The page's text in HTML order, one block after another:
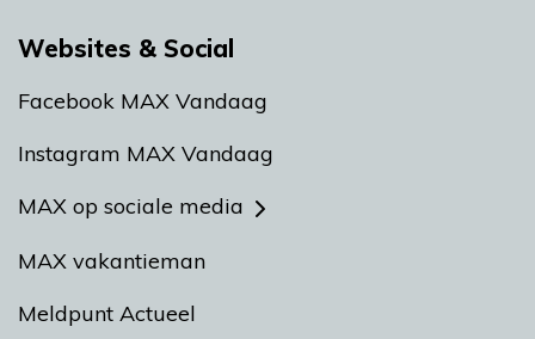
Websites & Social
Facebook MAX Vandaag
Instagram MAX Vandaag
MAX op sociale media
MAX vakantieman
Meldpunt Actueel